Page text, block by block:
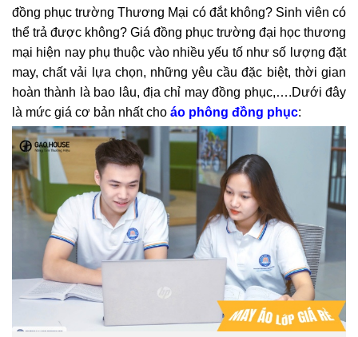
đồng phục trường Thương Mại có đắt không? Sinh viên có
thể trả được không? Giá đồng phục trường đại học thương
mại hiện nay phụ thuộc vào nhiều yếu tố như số lượng đặt
may, chất vải lựa chọn, những yêu cầu đặc biệt, thời gian
hoàn thành là bao lâu, địa chỉ may đồng phục,….Dưới đây
là mức giá cơ bản nhất cho áo phông đồng phục: